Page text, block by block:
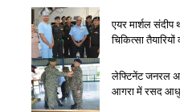
एयर मार्शल
चिकित्सा तैयारियों
लेफ्टिनेंट जनरल
आगरा में रसद